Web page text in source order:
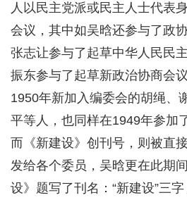
人以民主党派或民主人士代表
会议，其中如吴晗还参与了政
张志让参与了起草中华人民民
振东参与了起草新政治协商会
1950年新加入编委会的胡绳、
平等人，也同样在1949年参加
而《新建设》创刊号，则被直
发给各个委员，吴晗更在此期
设》题写了刊名：“新建设”三